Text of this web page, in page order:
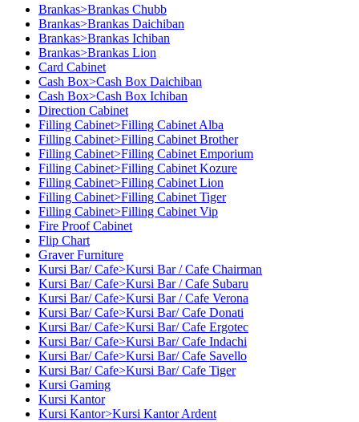
Brankas>Brankas Chubb
Brankas>Brankas Daichiban
Brankas>Brankas Ichiban
Brankas>Brankas Lion
Card Cabinet
Cash Box>Cash Box Daichiban
Cash Box>Cash Box Ichiban
Direction Cabinet
Filling Cabinet>Filling Cabinet Alba
Filling Cabinet>Filling Cabinet Brother
Filling Cabinet>Filling Cabinet Emporium
Filling Cabinet>Filling Cabinet Kozure
Filling Cabinet>Filling Cabinet Lion
Filling Cabinet>Filling Cabinet Tiger
Filling Cabinet>Filling Cabinet Vip
Fire Proof Cabinet
Flip Chart
Graver Furniture
Kursi Bar/ Cafe>Kursi Bar / Cafe Chairman
Kursi Bar/ Cafe>Kursi Bar / Cafe Subaru
Kursi Bar/ Cafe>Kursi Bar / Cafe Verona
Kursi Bar/ Cafe>Kursi Bar/ Cafe Donati
Kursi Bar/ Cafe>Kursi Bar/ Cafe Ergotec
Kursi Bar/ Cafe>Kursi Bar/ Cafe Indachi
Kursi Bar/ Cafe>Kursi Bar/ Cafe Savello
Kursi Bar/ Cafe>Kursi Bar/ Cafe Tiger
Kursi Gaming
Kursi Kantor
Kursi Kantor>Kursi Kantor Ardent